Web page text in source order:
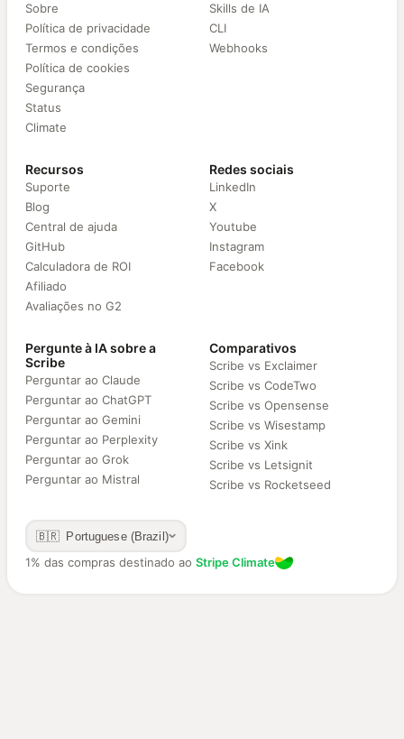
Sobre
Política de privacidade
Termos e condições
Política de cookies
Segurança
Status
Climate
Skills de IA
CLI
Webhooks
Recursos
Suporte
Blog
Central de ajuda
GitHub
Calculadora de ROI
Afiliado
Avaliações no G2
Redes sociais
LinkedIn
X
Youtube
Instagram
Facebook
Pergunte à IA sobre a
Scribe
Perguntar ao Claude
Perguntar ao ChatGPT
Perguntar ao Gemini
Perguntar ao Perplexity
Perguntar ao Grok
Perguntar ao Mistral
Comparativos
Scribe vs Exclaimer
Scribe vs CodeTwo
Scribe vs Opensense
Scribe vs Wisestamp
Scribe vs Xink
Scribe vs Letsignit
Scribe vs Rocketseed
🇧🇷 Portuguese (Brazil)
1% das compras destinado ao Stripe Climate